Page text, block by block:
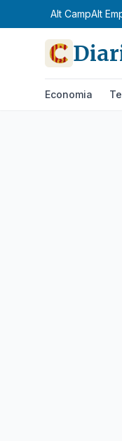
Alt CampAlt
Economia